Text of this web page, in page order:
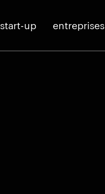
start-up entreprises